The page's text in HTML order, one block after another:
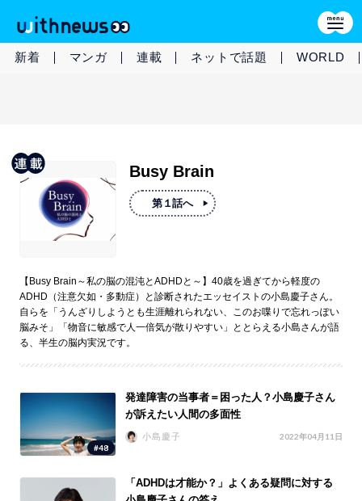
新着 マンガ 連載 ネットで話題 WORLD
Busy Brain
第１話へ
【Busy Brain～私の脳の混沌とADHDと～】40歳を過ぎてから軽度の
ADHD（注意欠如・多動症）と診断されたエッセイストの小島慶子さん。
自らを「うんざりしようとも生涯離れられない、このお喋りで忘れっぽい
脳みそ」「物音に敏感で人一倍気が散りやすい」ととらえる小島さんが語
る、半生の脳内実況です。
#48
発達障害の当事者＝困った人？小島慶子さん
が訴えたい人間の多面性
小島慶子 2022年04月11日
「ADHDは才能か？」よくある疑問に対する